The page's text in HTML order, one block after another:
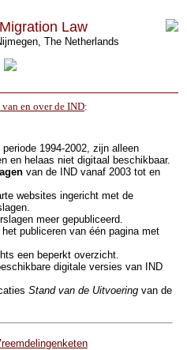
Law
The Netherlands
van en over de IND:
1994-2002, zijn alleen
en helaas niet digitaal beschikbaar.
van de IND vanaf 2003 tot en
websites ingericht met de
meer gepubliceerd.
publiceren van één pagina met
een beperkt overzicht.
digitale versies van IND
Stand van de Uitvoering van de